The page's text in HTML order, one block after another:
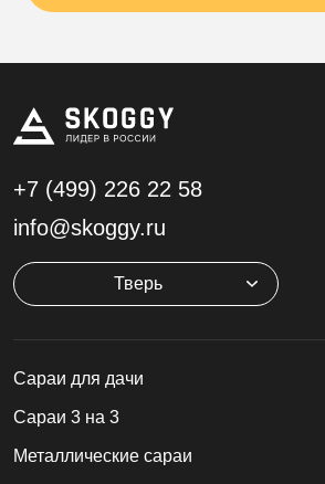
+7 (499) 226 22 58
info@skoggy.ru
Тверь
Cараи для дачи
Сараи 3 на 3
Металлические сараи